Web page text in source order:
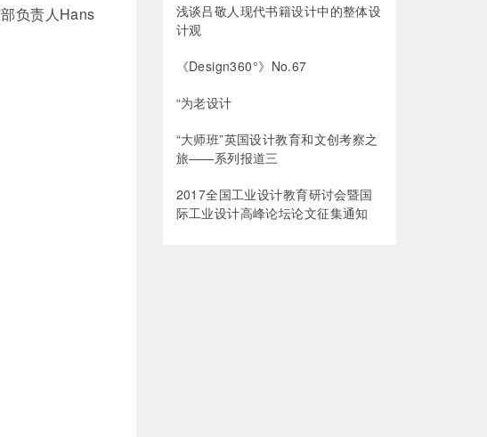
负责人Hans
浅谈吕敬人现代书籍设计中的整体设
计观
《Design360°》No.67
“为老设计
“大师班”英国设计教育和文创考察之
旅——系列报道三
2017全国工业设计教育研讨会暨国
际工业设计高峰论坛论文征集通知